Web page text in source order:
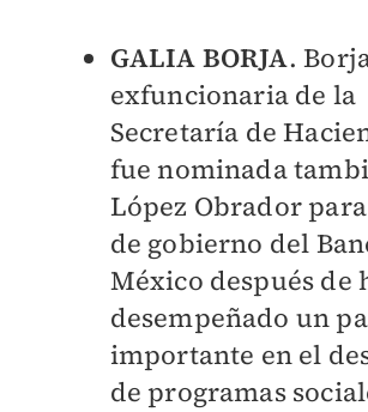
GALIA BORJA.
exfuncionaria de la
Secretaría de
fue nominada
López Obrador
de gobierno del
México después de
desempeñado un
importante en el
de programas